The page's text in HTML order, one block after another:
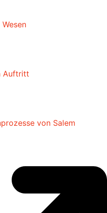
Auftritt
von Salem